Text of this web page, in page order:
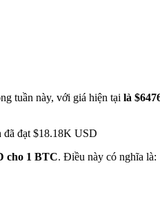
tuần này, với giá hiện tại là
đã đạt $18.18K USD
cho 1 BTC. Điều này có nghĩa là: